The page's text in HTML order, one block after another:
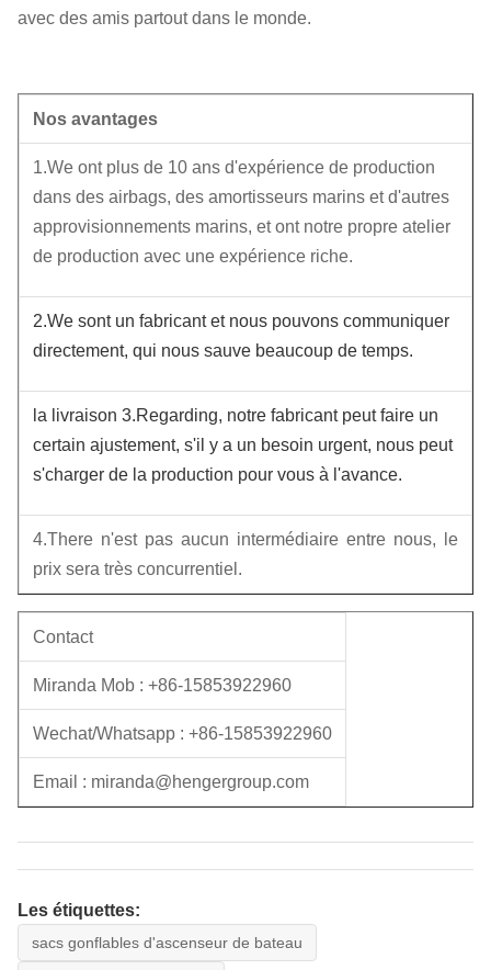
avec des amis partout dans le monde.
Nos avantages
1.We ont plus de 10 ans d'expérience de production
dans des airbags, des amortisseurs marins et d'autres
approvisionnements marins, et ont notre propre atelier
de production avec une expérience riche.
2.We sont un fabricant et nous pouvons communiquer
directement, qui nous sauve beaucoup de temps.
la livraison 3.Regarding, notre fabricant peut faire un
certain ajustement, s'il y a un besoin urgent, nous peut
s'charger de la production pour vous à l'avance.
4.There n'est pas aucun intermédiaire entre nous, le
prix sera très concurrentiel.
Contact
Miranda Mob : +86-15853922960
Wechat/Whatsapp : +86-15853922960
Email : miranda@hengergroup.com
Les étiquettes:
sacs gonflables d'ascenseur de bateau